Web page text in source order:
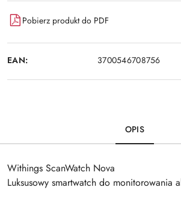
Pobierz produkt do PDF
EAN: 3700546708756
OPIS
Withings ScanWatch Nova
Luksusowy smartwatch do monitorowania